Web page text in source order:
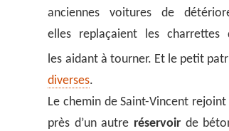
anciennes voitures de
elles replaçaient les
les aidant à tourner. Et le petit
diverses.
Le chemin de Saint-Vincent
près d’un autre réservoir de